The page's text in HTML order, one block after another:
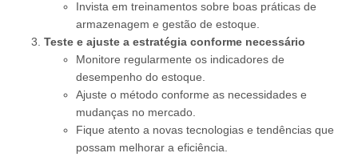
Invista em treinamentos sobre boas práticas de
armazenagem e gestão de estoque.
Teste e ajuste a estratégia conforme necessário
Monitore regularmente os indicadores de
desempenho do estoque.
Ajuste o método conforme as necessidades e
mudanças no mercado.
Fique atento a novas tecnologias e tendências que
possam melhorar a eficiência.